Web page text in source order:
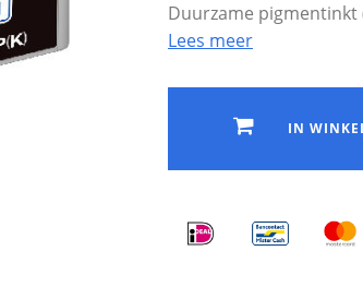
Duurzame
Lees meer
IN